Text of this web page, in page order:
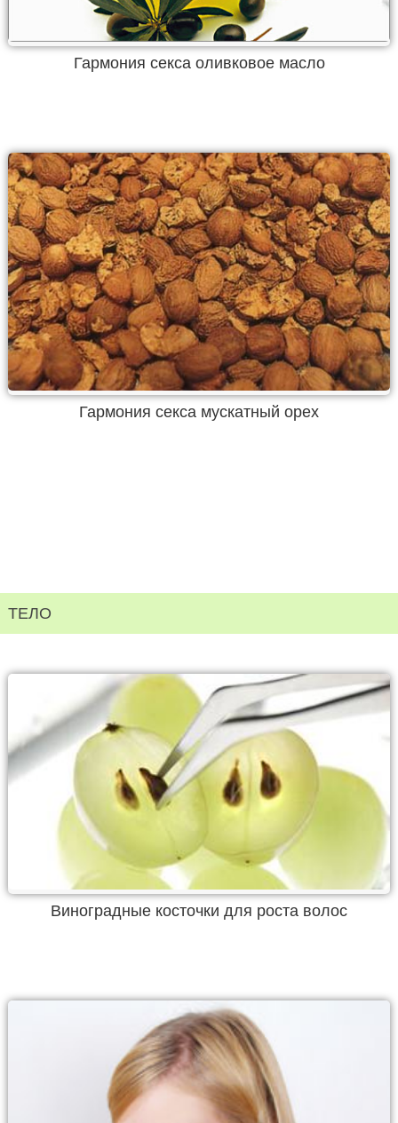
Гармония секса оливковое масло
Гармония секса мускатный орех
ТЕЛО
Виноградные косточки для роста волос